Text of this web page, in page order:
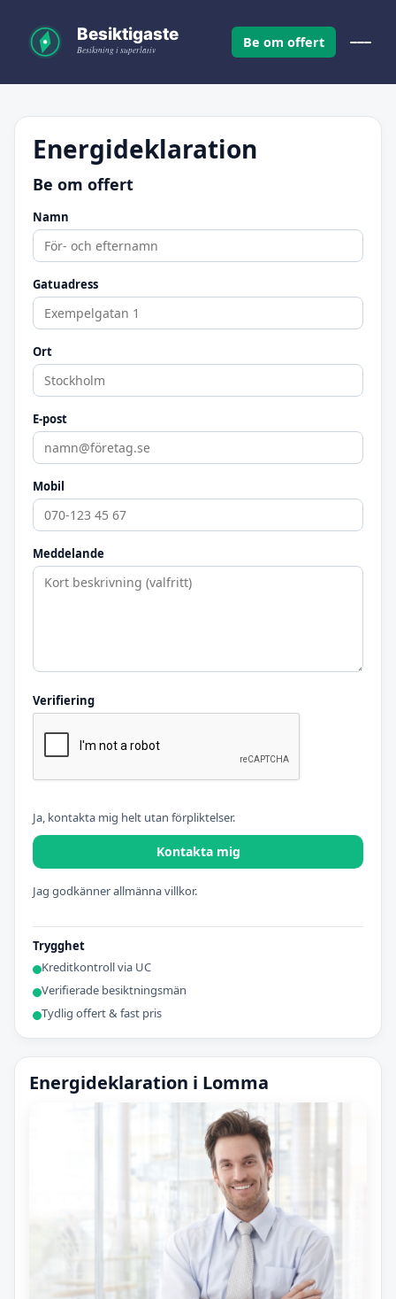
Be om offert
Energideklaration
Be om offert
Namn
Gatuadress
Ort
E-post
Mobil
Meddelande
Verifiering
Ja, kontakta mig helt utan förpliktelser.
Kontakta mig
Jag godkänner allmänna villkor.
Trygghet
Kreditkontroll via UC
Verifierade besiktningsmän
Tydlig offert & fast pris
Energideklaration i Lomma